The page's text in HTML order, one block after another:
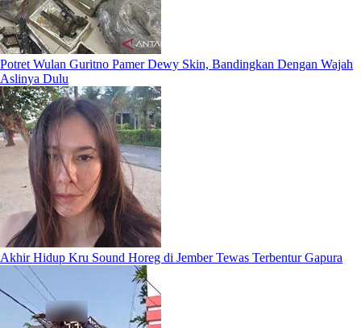
Potret Wulan Guritno Pamer Dewy Skin, Bandingkan Dengan Wajah
Aslinya Dulu
Akhir Hidup Kru Sound Horeg di Jember Tewas Terbentur Gapura